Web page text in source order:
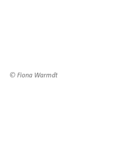
© Fiona Warmdt